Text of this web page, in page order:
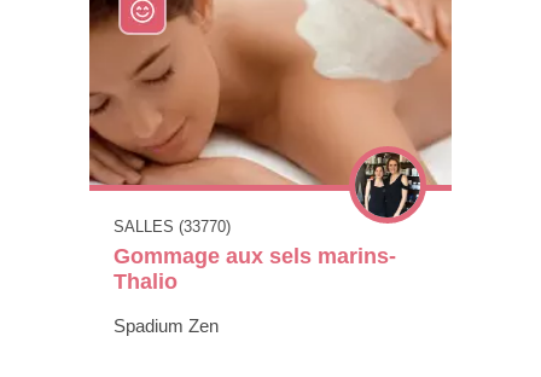
SALLES (33770)
Gommage aux sels marins-
Thalio
Spadium Zen